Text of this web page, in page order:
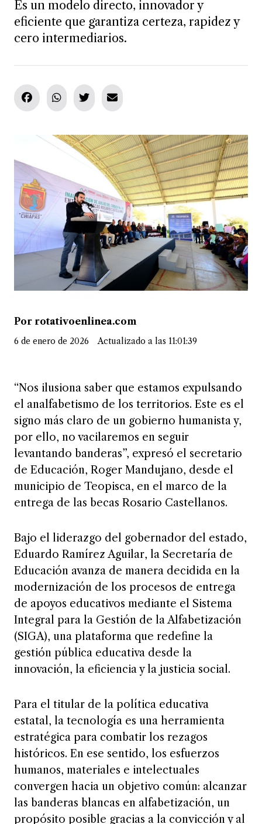
eficiente que garantiza certeza, rapidez y
cero intermediarios.
el analfabetismo de los territorios. Este es el
signo más claro de un gobierno humanista y,
por ello, no vacilaremos en seguir
levantando banderas”, expresó el secretario
de Educación, Roger Mandujano, desde el
municipio de Teopisca, en el marco de la
entrega de las becas Rosario Castellanos.
Eduardo Ramírez Aguilar, la Secretaría de
Educación avanza de manera decidida en la
modernización de los procesos de entrega
de apoyos educativos mediante el Sistema
Integral para la Gestión de la Alfabetización
(SIGA), una plataforma que redefine la
gestión pública educativa desde la
innovación, la eficiencia y la justicia social.
estatal, la tecnología es una herramienta
estratégica para combatir los rezagos
históricos. En ese sentido, los esfuerzos
humanos, materiales e intelectuales
convergen hacia un objetivo común: alcanzar
las banderas blancas en alfabetización, un
propósito posible gracias a la convicción y al